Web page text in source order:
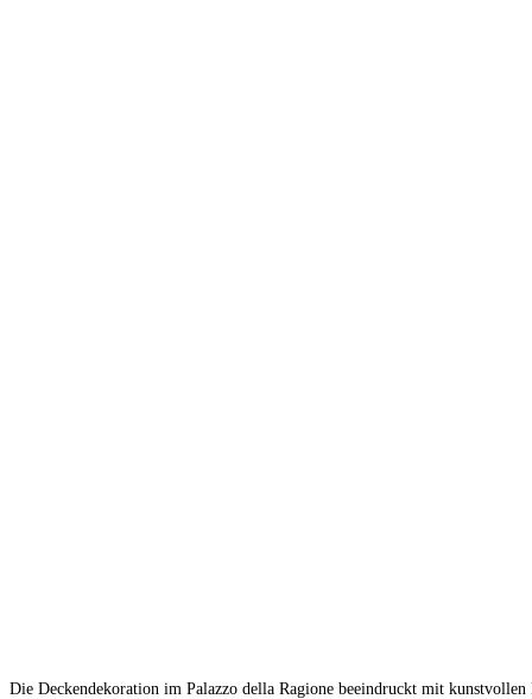
Die Deckendekoration im Palazzo della Ragione beeindruckt mit kunstvollen